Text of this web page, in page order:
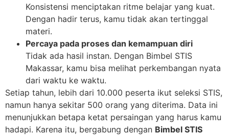
Konsistensi menciptakan ritme belajar yang kuat.
Dengan hadir terus, kamu tidak akan tertinggal
materi.
Percaya pada proses dan kemampuan diri
Tidak ada hasil instan. Dengan Bimbel STIS
Makassar, kamu bisa melihat perkembangan nyata
dari waktu ke waktu.
Setiap tahun, lebih dari 10.000 peserta ikut seleksi STIS,
namun hanya sekitar 500 orang yang diterima. Data ini
menunjukkan betapa ketat persaingan yang harus kamu
hadapi. Karena itu, bergabung dengan Bimbel STIS